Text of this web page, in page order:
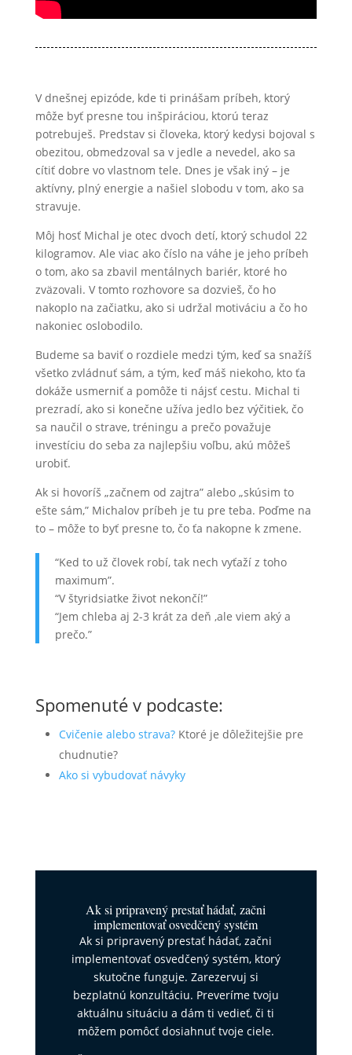
V dnešnej epizóde, kde ti prinášam príbeh, ktorý
môže byť presne tou inšpiráciou, ktorú teraz
potrebuješ. Predstav si človeka, ktorý kedysi bojoval s
obezitou, obmedzoval sa v jedle a nevedel, ako sa
cítiť dobre vo vlastnom tele. Dnes je však iný – je
aktívny, plný energie a našiel slobodu v tom, ako sa
stravuje.
Môj hosť Michal je otec dvoch detí, ktorý schudol 22
kilogramov. Ale viac ako číslo na váhe je jeho príbeh
o tom, ako sa zbavil mentálnych bariér, ktoré ho
zväzovali. V tomto rozhovore sa dozvieš, čo ho
nakoplo na začiatku, ako si udržal motiváciu a čo ho
nakoniec oslobodilo.
Budeme sa baviť o rozdiele medzi tým, keď sa snažíš
všetko zvládnuť sám, a tým, keď máš niekoho, kto ťa
dokáže usmerniť a pomôže ti nájsť cestu. Michal ti
prezradí, ako si konečne užíva jedlo bez výčitiek, čo
sa naučil o strave, tréningu a prečo považuje
investíciu do seba za najlepšiu voľbu, akú môžeš
urobiť.
Ak si hovoríš „začnem od zajtra” alebo „skúsim to
ešte sám,” Michalov príbeh je tu pre teba. Poďme na
to – môže to byť presne to, čo ťa nakopne k zmene.
“Ked to už človek robí, tak nech vyťaží z toho
maximum”.
“V štyridsiatke život nekončí!”
“Jem chleba aj 2-3 krát za deň ,ale viem aký a
prečo.”
Spomenuté v podcaste:
Cvičenie alebo strava?Ktoré je dôležitejšie pre
chudnutie?
Ako si vybudovať návyky
Ak si pripravený prestať hádať, začni
implementovať osvedčený systém
Ak si pripravený prestať hádať, začni
implementovať osvedčený systém, ktorý
skutočne funguje. Zarezervuj si
bezplatnú konzultáciu. Preveríme tvoju
aktuálnu situáciu a dám ti vedieť, či ti
môžem pomôcť dosiahnuť tvoje ciele.